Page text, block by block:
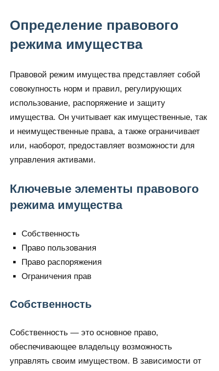
Определение правового
режима имущества
Правовой режим имущества представляет собой
совокупность норм и правил, регулирующих
использование, распоряжение и защиту
имущества. Он учитывает как имущественные, так
и неимущественные права, а также ограничивает
или, наоборот, предоставляет возможности для
управления активами.
Ключевые элементы правового
режима имущества
Собственность
Право пользования
Право распоряжения
Ограничения прав
Собственность
Собственность — это основное право,
обеспечивающее владельцу возможность
управлять своим имуществом. В зависимости от